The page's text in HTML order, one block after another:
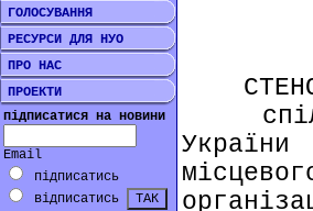
ГОЛОСУВАННЯ
РЕСУРСИ ДЛЯ НУО
ПРО НАС
ПРОЕКТИ
підписатися на новини
Email
підписатись
відписатись